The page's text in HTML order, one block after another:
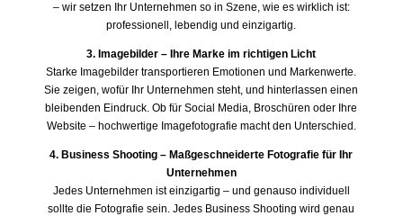
– wir setzen Ihr Unternehmen so in Szene, wie es wirklich ist:
professionell, lebendig und einzigartig.
3. Imagebilder – Ihre Marke im richtigen Licht
Starke Imagebilder transportieren Emotionen und Markenwerte.
Sie zeigen, wofür Ihr Unternehmen steht, und hinterlassen einen
bleibenden Eindruck. Ob für Social Media, Broschüren oder Ihre
Website – hochwertige Imagefotografie macht den Unterschied.
4. Business Shooting – Maßgeschneiderte Fotografie für Ihr
Unternehmen
Jedes Unternehmen ist einzigartig – und genauso individuell
sollte die Fotografie sein. Jedes Business Shooting wird genau